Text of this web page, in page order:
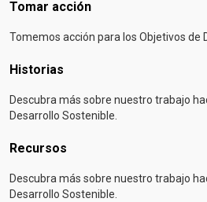
Tomar acción
Tomemos acción para los Objetivos de
Historias
Descubra más sobre nuestro trabajo
Desarrollo Sostenible.
Recursos
Descubra más sobre nuestro trabajo
Desarrollo Sostenible.